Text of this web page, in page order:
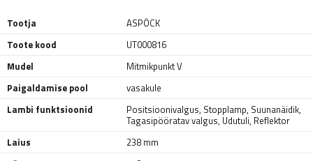
Tootja
ASPÖCK
Toote kood
UT000816
Mudel
Mitmikpunkt V
Paigaldamise pool
vasakule
Lambi funktsioonid
Positsioonivalgus, Stopplamp, Suunanäidik,
Tagasipööratav valgus, Udutuli, Reflektor
Laius
238 mm